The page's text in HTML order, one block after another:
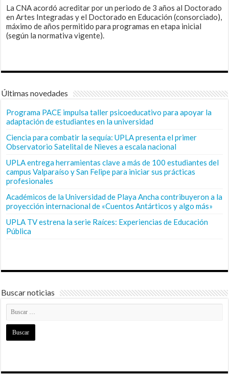
La CNA acordó acreditar por un periodo de 3 años al Doctorado
en Artes Integradas y el Doctorado en Educación (consorciado),
máximo de años permitido para programas en etapa inicial
(según la normativa vigente).
Últimas novedades
Programa PACE impulsa taller psicoeducativo para apoyar la
adaptación de estudiantes en la universidad
Ciencia para combatir la sequía: UPLA presenta el primer
Observatorio Satelital de Nieves a escala nacional
UPLA entrega herramientas clave a más de 100 estudiantes del
campus Valparaíso y San Felipe para iniciar sus prácticas
profesionales
Académicos de la Universidad de Playa Ancha contribuyeron a la
proyección internacional de «Cuentos Antárticos y algo más»
UPLA TV estrena la serie Raíces: Experiencias de Educación
Pública
Buscar noticias